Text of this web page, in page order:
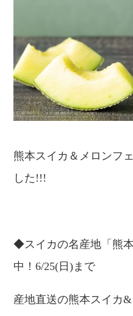
熊本スイカ＆メロンフ
した!!!
◆スイカの名産地「熊
中！6/25(日)まで
産地直送の熊本スイカ